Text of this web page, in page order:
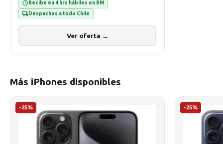
Recibe en 4 hrs hábiles en RM
Despachos a todo Chile
Ver oferta →
Más iPhones disponibles
-25% -25%